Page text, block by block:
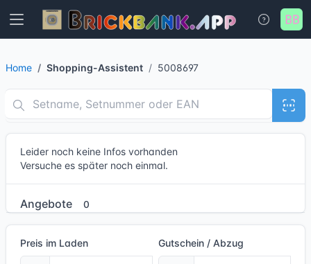
Home Shopping-Assistent 5008697
Leider noch keine Infos vorhanden
Versuche es später noch einmal.
Angebote 0
Preis im Laden Gutschein / Abzug